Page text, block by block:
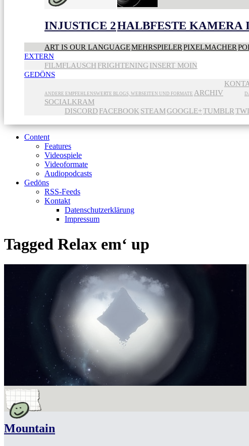
INJUSTICE 2HALBFESTE KAMERA
ART IS OUR LANGUAGEMEHRSPIELERPIXELMACHER
EXTERN
FILMFLAUSCH FRIGHTENING INSERT MOIN
GEDÖNS
ANDERE EMPFEHLENSWERTE BLOGS, WEBSEITEN UND FORMATE ARCHIV
SOCIALKRAM
DISCORD FACEBOOK STEAMGOOGLE+TUMBLR
Content
Features
Videospiele
Videoformate
Audiopodcasts
Gedöns
RSS-Feeds
Kontakt
Datenschutzerklärung
Impressum
Tagged Relax em‘ up
Mountain